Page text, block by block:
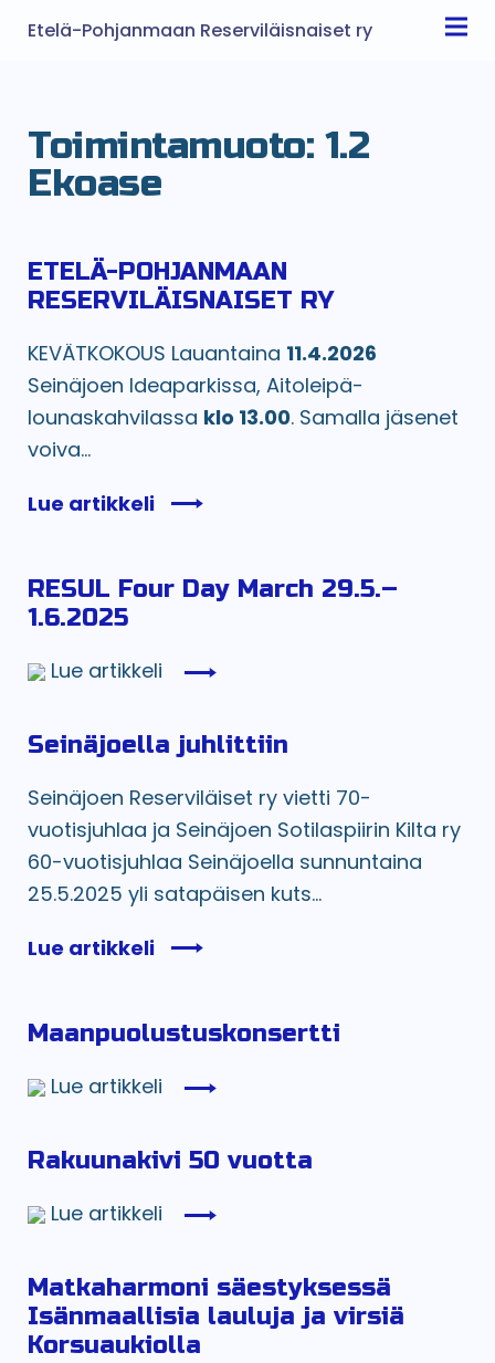
Etelä-Pohjanmaan Reserviläisnaiset ry
Toimintamuoto: 1.2
Ekoase
ETELÄ-POHJANMAAN
RESERVILÄISNAISET RY
KEVÄTKOKOUS Lauantaina 11.4.2026
Seinäjoen Ideaparkissa, Aitoleipä-
lounaskahvilassa klo 13.00. Samalla jäsenet
voiva...
Lue artikkeli
RESUL Four Day March 29.5.–
1.6.2025
Lue artikkeli
Seinäjoella juhlittiin
Seinäjoen Reserviläiset ry vietti 70-
vuotisjuhlaa ja Seinäjoen Sotilaspiirin Kilta ry
60-vuotisjuhlaa Seinäjoella sunnuntaina
25.5.2025 yli satapäisen kuts...
Lue artikkeli
Maanpuolustuskonsertti
Lue artikkeli
Rakuunakivi 50 vuotta
Lue artikkeli
Matkaharmoni säestyksessä
Isänmaallisia lauluja ja virsiä
Korsuaukiolla